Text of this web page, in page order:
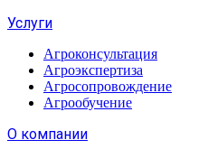
Услуги
Агроконсультация
Агроэкспертиза
Агросопровождение
Агрообучение
О компании